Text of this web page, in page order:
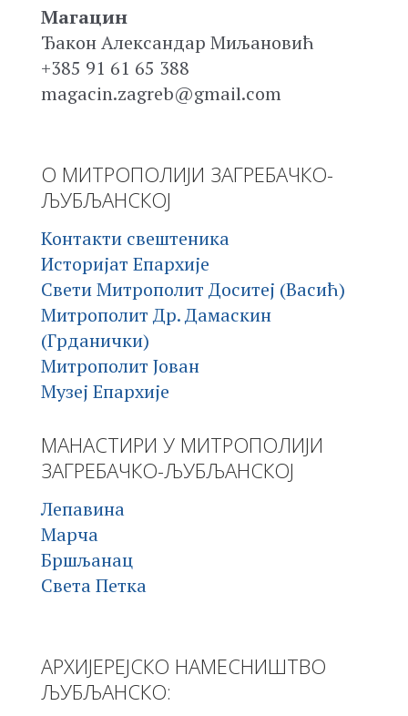
Магацин
Ђакон Александар Миљановић
+385 91 61 65 388
magacin.zagreb@gmail.com
О МИТРОПОЛИЈИ ЗАГРЕБАЧКО-
ЉУБЉАНСКОЈ
Контакти свештеника
Историјат Епархије
Свети Митрополит Доситеј (Васић)
Митрополит Др. Дамаскин
(Грданички)
Митрополит Јован
Музеј Епархије
МАНАСТИРИ У МИТРОПОЛИЈИ
ЗАГРЕБАЧКО-ЉУБЉАНСКОЈ
Лепавина
Марча
Бршљанац
Света Петка
АРХИЈЕРЕЈСКО НАМЕСНИШТВО
ЉУБЉАНСКО: